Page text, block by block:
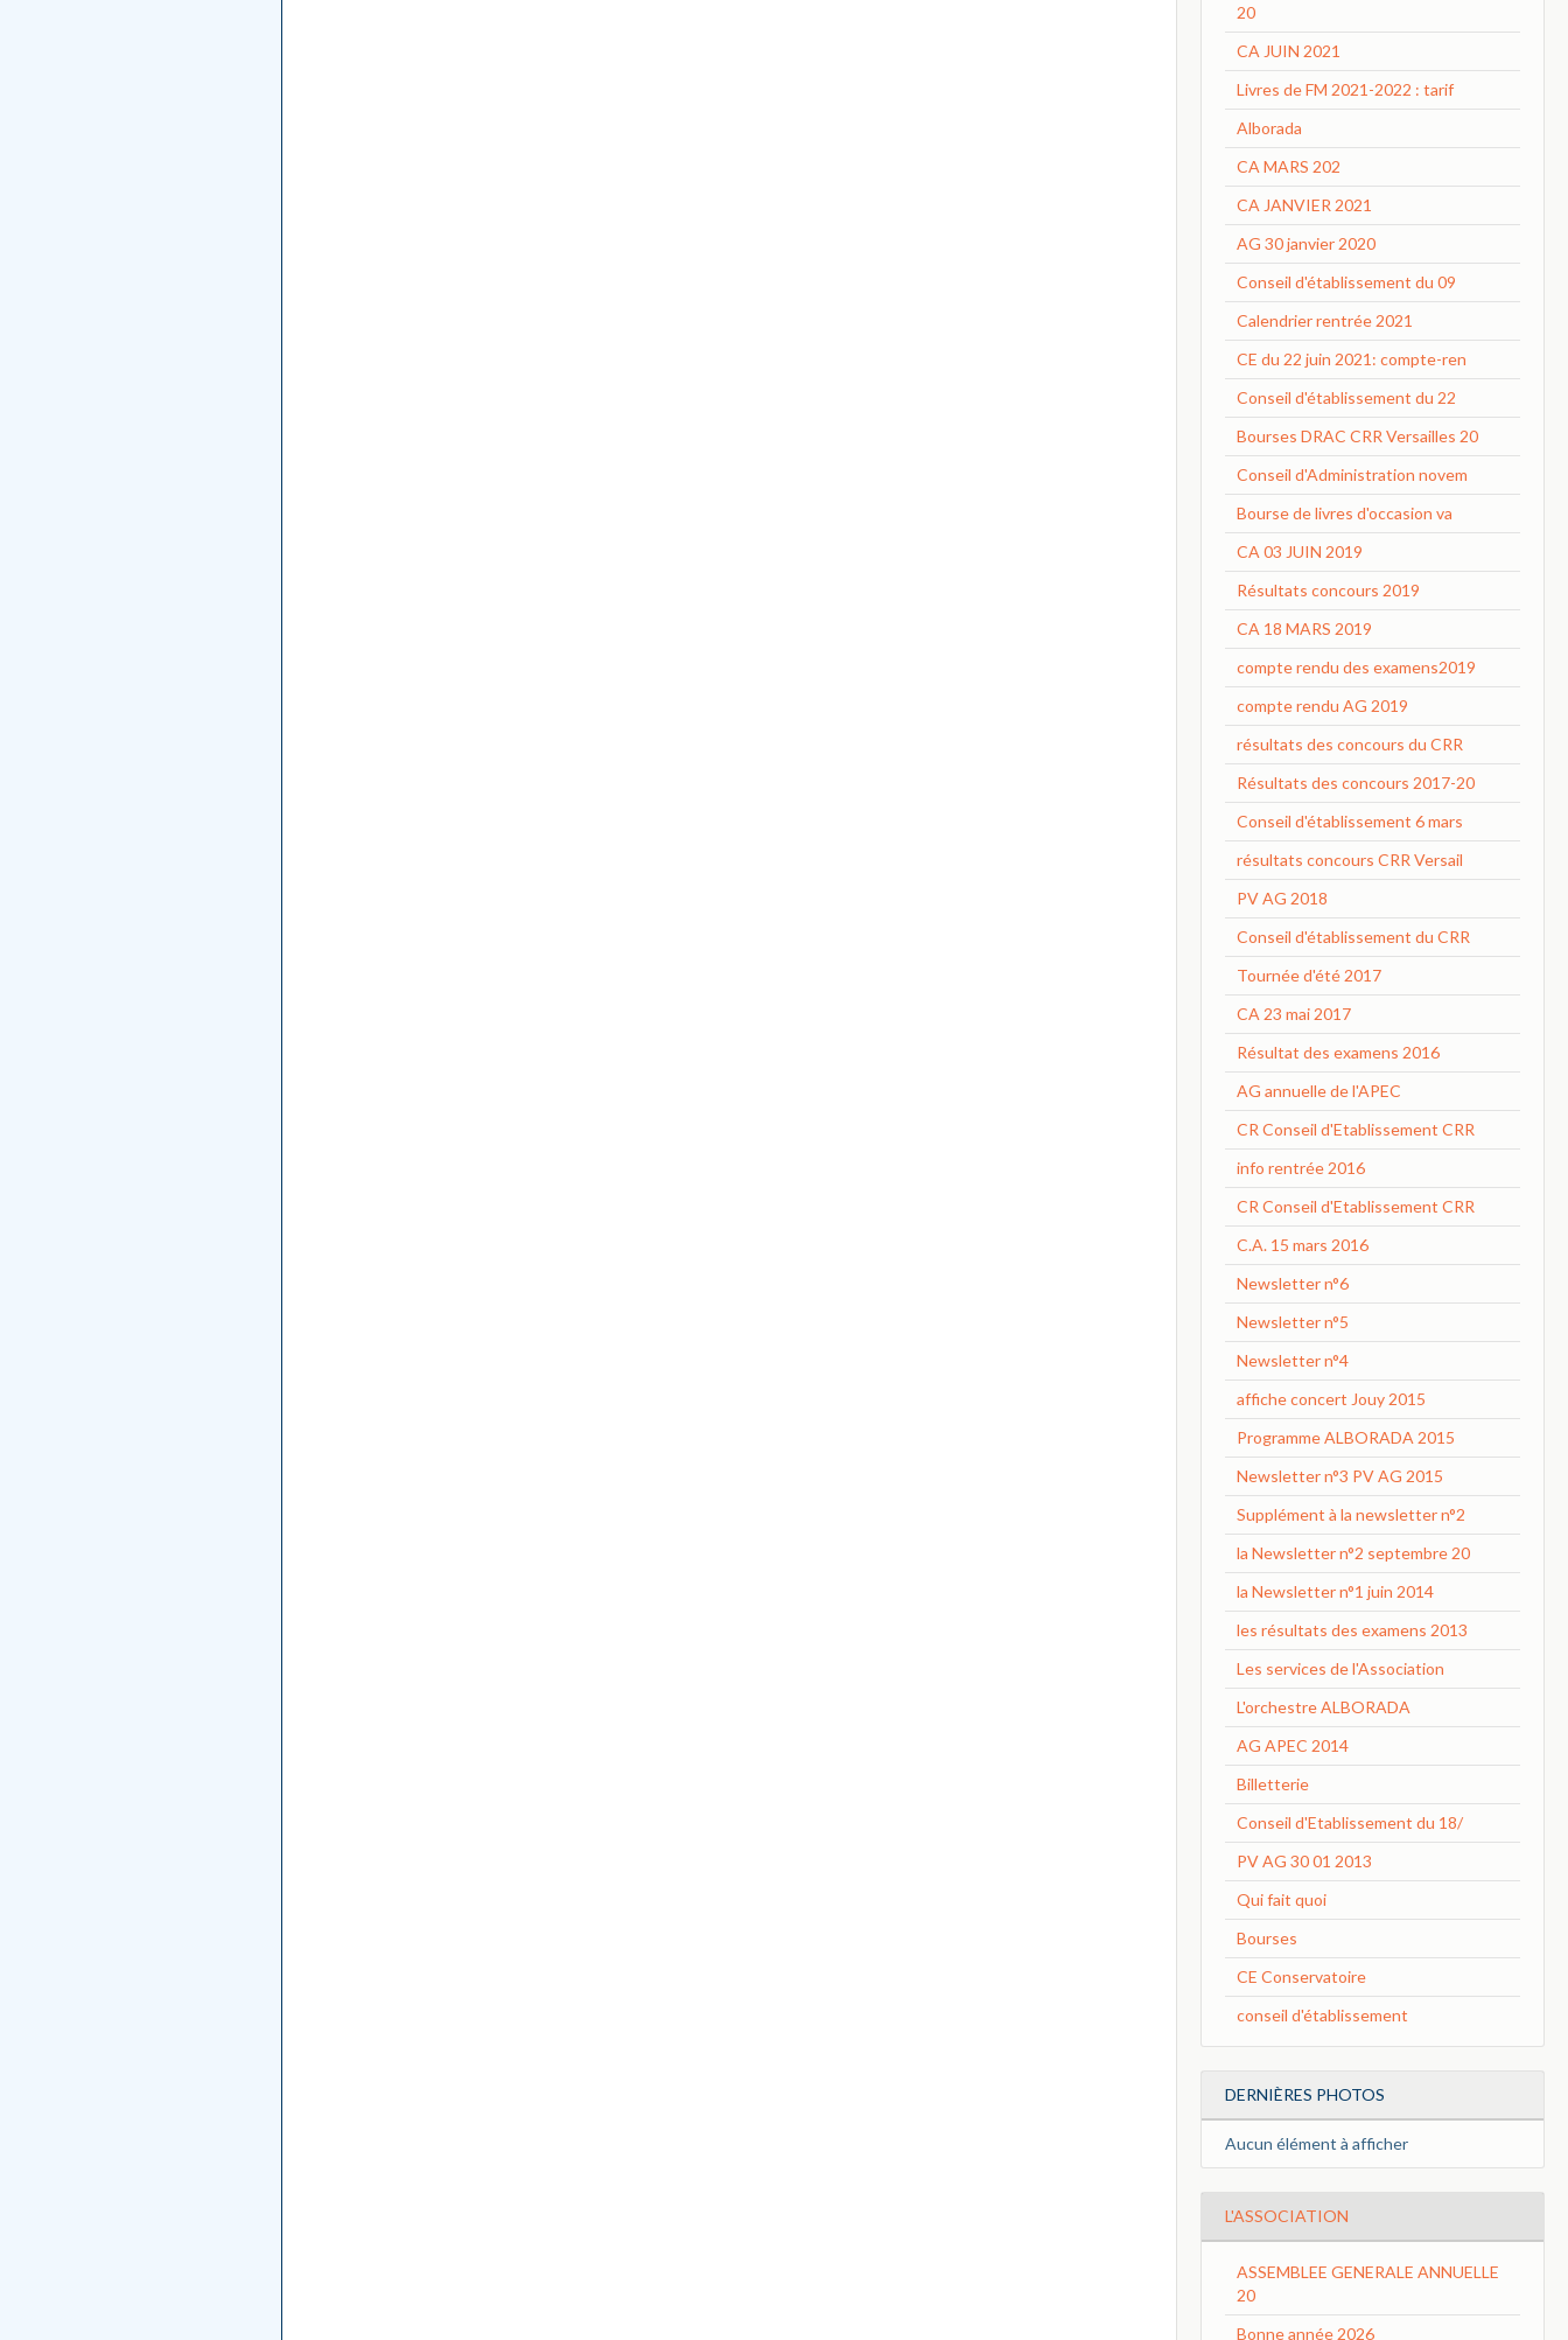
20
CA JUIN 2021
Livres de FM 2021-2022 : tarif
Alborada
CA MARS 202
CA JANVIER 2021
AG 30 janvier 2020
Conseil d'établissement du 09
Calendrier rentrée 2021
CE du 22 juin 2021: compte-ren
Conseil d'établissement du 22
Bourses DRAC CRR Versailles 20
Conseil d'Administration novem
Bourse de livres d'occasion va
CA 03 JUIN 2019
Résultats concours 2019
CA 18 MARS 2019
compte rendu des examens2019
compte rendu AG 2019
résultats des concours du CRR
Résultats des concours 2017-20
Conseil d'établissement 6 mars
résultats concours CRR Versail
PV AG 2018
Conseil d'établissement du CRR
Tournée d'été 2017
CA 23 mai 2017
Résultat des examens 2016
AG annuelle de l'APEC
CR Conseil d'Etablissement CRR
info rentrée 2016
CR Conseil d'Etablissement CRR
C.A. 15 mars 2016
Newsletter n°6
Newsletter n°5
Newsletter n°4
affiche concert Jouy 2015
Programme ALBORADA 2015
Newsletter n°3 PV AG 2015
Supplément à la newsletter n°2
la Newsletter n°2 septembre 20
la Newsletter n°1 juin 2014
les résultats des examens 2013
Les services de l'Association
L'orchestre ALBORADA
AG APEC 2014
Billetterie
Conseil d'Etablissement du 18/
PV AG 30 01 2013
Qui fait quoi
Bourses
CE Conservatoire
conseil d'établissement
DERNIÈRES PHOTOS
Aucun élément à afficher
L'ASSOCIATION
ASSEMBLEE GENERALE ANNUELLE
20
Bonne année 2026